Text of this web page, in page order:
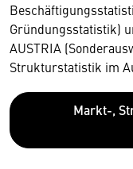
Gründungsstatistik)
AUSTRIA
Strukturstatistik im
Markt-,